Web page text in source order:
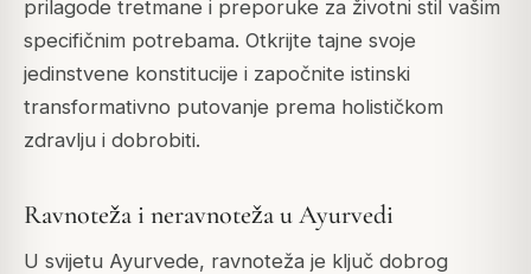
prilagode tretmane i preporuke za životni stil vašim
specifičnim potrebama. Otkrijte tajne svoje
jedinstvene konstitucije i započnite istinski
transformativno putovanje prema holističkom
zdravlju i dobrobiti.
Ravnoteža i neravnoteža u Ayurvedi
U svijetu Ayurvede, ravnoteža je ključ dobrog